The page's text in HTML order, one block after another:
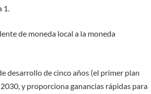
de moneda local a la moneda
desarrollo de cinco años (el primer plan
y proporciona ganancias rápidas para